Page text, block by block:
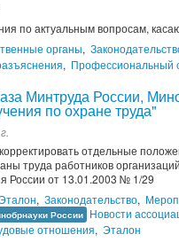
по актуальным вопросам,
органы,
, Профессиональный
Минтруда России,
по охране труда"
отдельные
труда работников
России от 13.01.2003 № 1/29
, Законодательство,
России Новости
отношения, Эталон